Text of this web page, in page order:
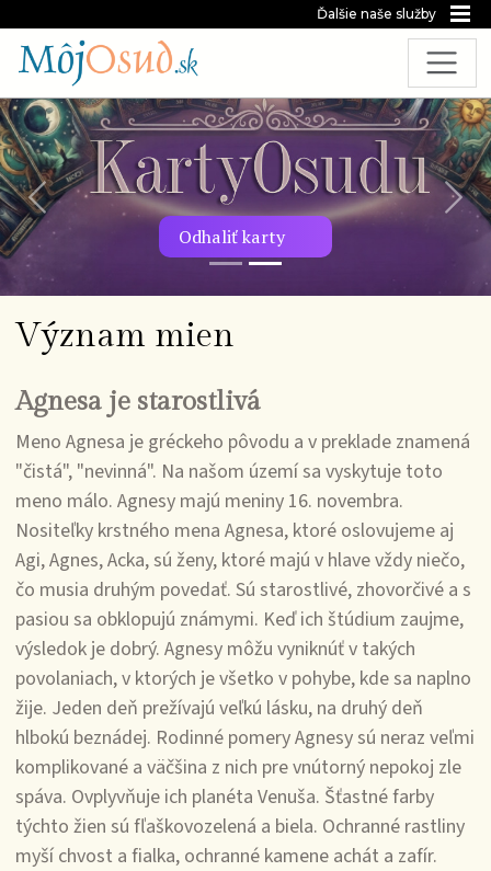
Ďalšie naše služby
Odhaliť karty
Predchádzajúca snímka
Význam mien
Agnesa je starostlivá
Meno Agnesa je gréckeho pôvodu a v preklade znamená
"čistá", "nevinná". Na našom území sa vyskytuje toto
meno málo. Agnesy majú meniny 16. novembra.
Nositeľky krstného mena Agnesa, ktoré oslovujeme aj
Agi, Agnes, Acka, sú ženy, ktoré majú v hlave vždy niečo,
čo musia druhým povedať. Sú starostlivé, zhovorčivé a s
pasiou sa obklopujú známymi. Keď ich štúdium zaujme,
výsledok je dobrý. Agnesy môžu vyniknúť v takých
povolaniach, v ktorých je všetko v pohybe, kde sa naplno
žije. Jeden deň prežívajú veľkú lásku, na druhý deň
hlbokú beznádej. Rodinné pomery Agnesy sú neraz veľmi
komplikované a väčšina z nich pre vnútorný nepokoj zle
spáva. Ovplyvňuje ich planéta Venuša. Šťastné farby
týchto žien sú fľaškovozelená a biela. Ochranné rastliny
myší chvost a fialka, ochranné kamene achát a zafír.